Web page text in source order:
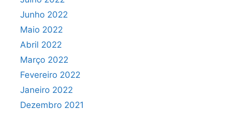
Junho 2022
Maio 2022
Abril 2022
Março 2022
Fevereiro 2022
Janeiro 2022
Dezembro 2021